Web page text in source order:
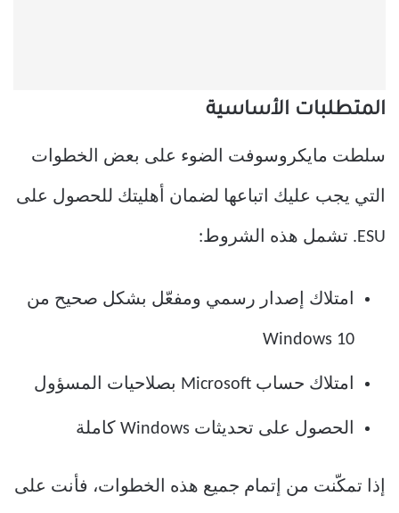
المتطلبات الأساسية
سلطت مايكروسوفت الضوء على بعض الخطوات
التي يجب عليك اتباعها لضمان أهليتك للحصول على
ESU. تشمل هذه الشروط:
امتلاك إصدار رسمي ومفعّل بشكل صحيح من
Windows 10
امتلاك حساب Microsoft بصلاحيات المسؤول
الحصول على تحديثات Windows كاملة
إذا تمكّنت من إتمام جميع هذه الخطوات، فأنت على